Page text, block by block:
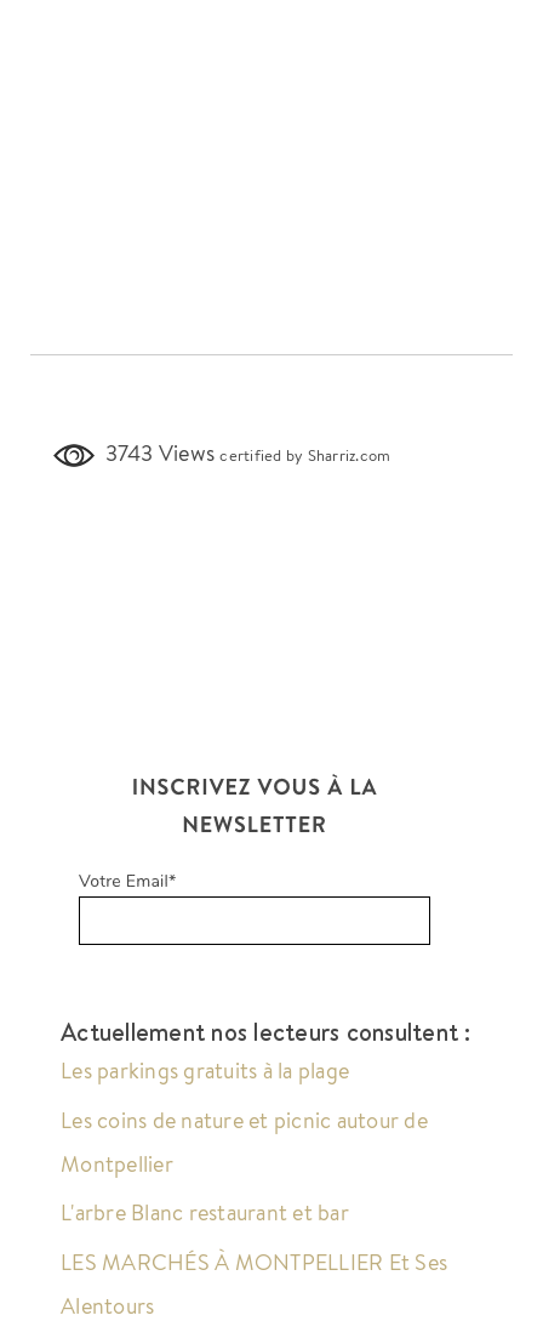
3743 Viewscertified by Sharriz.com
Actuellement nos lecteurs consultent :
Les parkings gratuits à la plage
Les coins de nature et picnic autour de
Montpellier
L'arbre Blanc restaurant et bar
LES MARCHÉS À MONTPELLIER Et Ses
Alentours